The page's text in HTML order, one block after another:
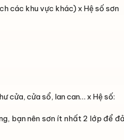
các khu vực khác) x Hệ số sơn
cửa, cửa sổ, lan can… x Hệ số:
bạn nên sơn ít nhất 2 lớp để